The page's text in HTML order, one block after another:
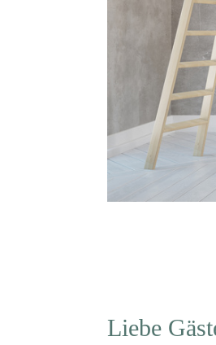
Liebe